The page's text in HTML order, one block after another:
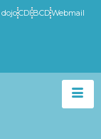
dojoCDI BCDWebmail